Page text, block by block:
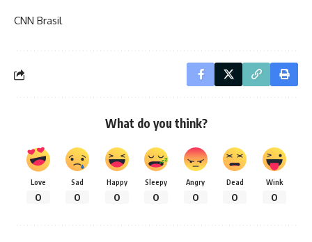
CNN Brasil
What do you think?
Love
0
Sad
0
Happy
0
Sleepy
0
Angry
0
Dead
0
Wink
0